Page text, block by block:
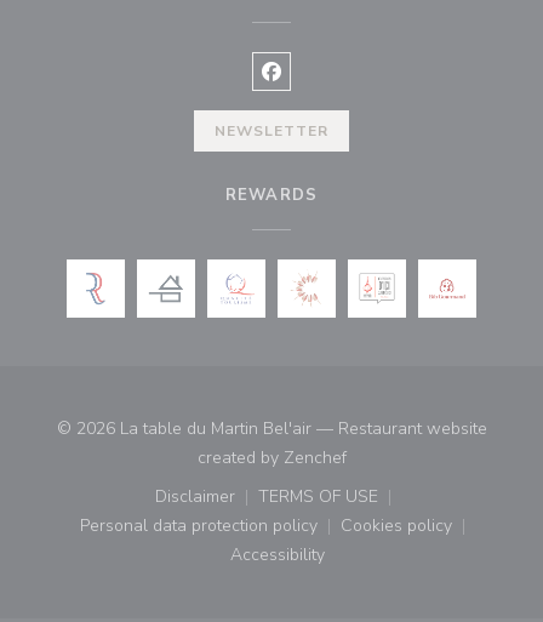
Facebook ((opens in a new
NEWSLETTER
REWARDS
© 2026 La table du Martin Bel'air — Restaurant website
created by Zenchef((opens in a new
Disclaimer
((opens in a new window))
TERMS OF USE
((opens in a new window))
Personal data protection policy
((opens in a new window))
Cookies policy
((opens in a new
Accessibility
((opens in a new window))